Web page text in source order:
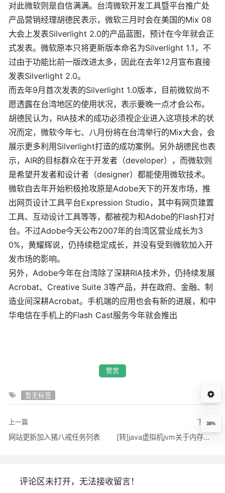
对此微软则是自信满满。台湾微软开发工具暨平台推广处
产品营销经理胡德民表示，微软三月时会在美国的Mix 08
大会上发表Silverlight 2.0的产品蓝图，预计在今年就会正
式发表。微软原本只将更新版本命名为Silverlight 1.1，不
过由于功能比前一版改进太多，因此在去年12月宣布直接
发表Silverlight 2.0。
而去年9月首次发表的Silverlight 1.0版本，目前微软尚不
愿透露在台湾地区的使用状况，表示要晚一点才会公布。
胡德民认为，RIA技术的成功必须视企业进入这项技术的状
况而定，微软今年七、八月份将在台湾举行的Mix大会，会
展示更多利用Silverlight打造的成功案例。另外胡德民也表
示，AIR的目标群众在于开发者（developer），而微软则
是希望开发者和设计者（designer）都能使用微软技术。
微软自去年开始积极抢攻原是Adobe天下的开发市场，推
出网页设计工具平台Expression Studio，其中有网页建置
工具、互动设计工具等等，都被视为和Adobe的Flash打对
台。不过Adobe今天公布2007年的台湾区营业成长为3
0%，黄耀辉说，仍持续稳定成长，并没有受到微软加入开
发市场的影响。
另外，Adobe今年在台湾除了深耕RIA技术外，仍持续发展
Acrobat、Creative Suite 3等产品，并在政府、金融、制
造业间深耕Acrobat。手机端的应用也会有新的进展，和中
华电信在手机上的Flash Cast服务今年就会推出
赞赏
暂无标签
上一篇
网站更新加入猪八戒任务列表
下一篇
[转]java虚拟机jvm关于内存的设置与调优
评论区未打开，无法接收留言！
38%